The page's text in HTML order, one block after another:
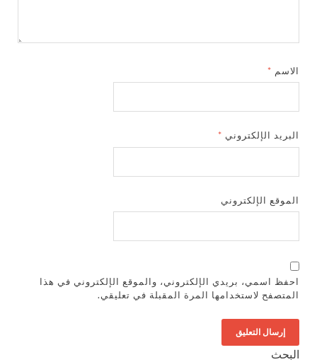
الاسم *
البريد الإلكتروني *
الموقع الإلكتروني
احفظ اسمي، بريدي الإلكتروني، والموقع الإلكتروني في هذا
المتصفح لاستخدامها المرة المقبلة في تعليقي.
البحث